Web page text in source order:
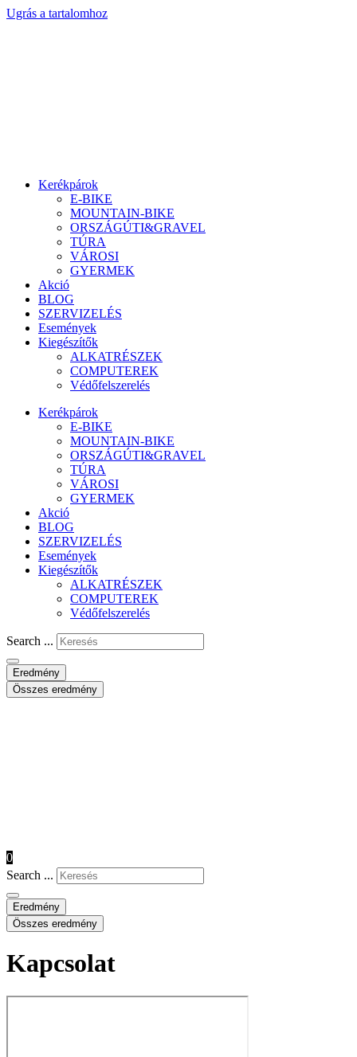
Ugrás a tartalomhoz
Kerékpárok
E-BIKE
MOUNTAIN-BIKE
ORSZÁGÚTI&GRAVEL
TÚRA
VÁROSI
GYERMEK
Akció
BLOG
SZERVIZELÉS
Események
Kiegészítők
ALKATRÉSZEK
COMPUTEREK
Védőfelszerelés
Kerékpárok
E-BIKE
MOUNTAIN-BIKE
ORSZÁGÚTI&GRAVEL
TÚRA
VÁROSI
GYERMEK
Akció
BLOG
SZERVIZELÉS
Események
Kiegészítők
ALKATRÉSZEK
COMPUTEREK
Védőfelszerelés
Search ...
Eredmény
Összes eredmény
0
Search ...
Eredmény
Összes eredmény
Kapcsolat